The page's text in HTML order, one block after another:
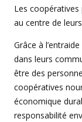
Les coopératives
au centre de
Grâce à
dans leurs
être des
coopératives
économique
responsabilité